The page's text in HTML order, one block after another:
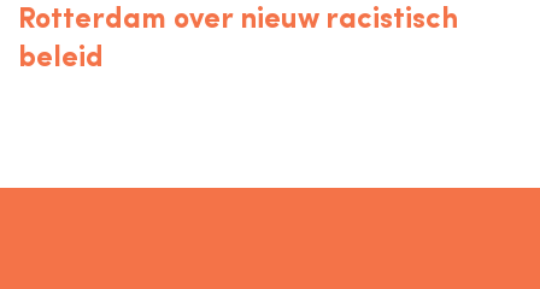
Rotterdam over nieuw racistisch
beleid